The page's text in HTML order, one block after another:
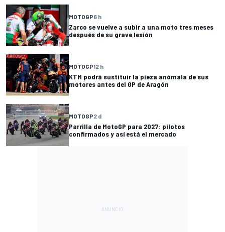
MOTOGP6 h
Zarco se vuelve a subir a una moto tres meses
después de su grave lesión
MOTOGP12 h
KTM podrá sustituir la pieza anómala de sus
motores antes del GP de Aragón
MOTOGP2 d
Parrilla de MotoGP para 2027: pilotos
confirmados y así está el mercado